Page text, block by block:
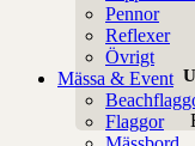
Pennor
Reflexer
Övrigt
Mässa & Event
Flaggor